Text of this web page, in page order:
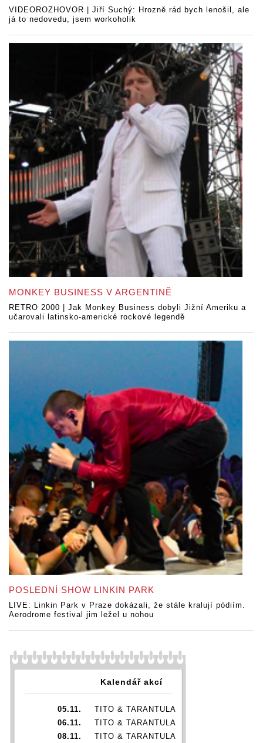
VIDEOROZHOVOR | Jiří Suchý: Hrozně rád bych lenošil, ale
já to nedovedu, jsem workoholik
MONKEY BUSINESS V ARGENTINĚ
RETRO 2000 | Jak Monkey Business dobyli Jižní Ameriku a
učarovali latinsko-americké rockové legendě
POSLEDNÍ SHOW LINKIN PARK
LIVE: Linkin Park v Praze dokázali, že stále kralují pódiím.
Aerodrome festival jim ležel u nohou
Kalendář akcí
05.11.
TITO & TARANTULA
06.11.
TITO & TARANTULA
08.11.
TITO & TARANTULA